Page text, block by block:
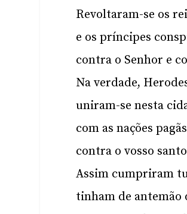
Revoltaram-se os
e os príncipes
contra o Senhor e
Na verdade,
uniram-se nesta
com as nações
contra o vosso
Assim cumpriram
tinham de antemão